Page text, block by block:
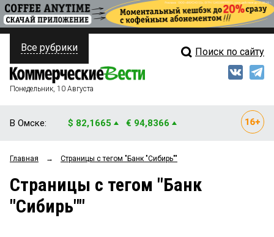
ПОЛИТИКА
ФИНАНСЫ
ОБЩЕСТВО
ЗАКОН
НОВОСТИ КОМПАНИЙ
Свежий выпуск
Мнения
Рейтинги
Все рубрики Поиск по сайту
Понедельник, 10 Августа
В Омске: $ 82,1665 € 94,8366
Главная → Страницы c тегом "Банк "Сибирь""
Страницы c тегом "Банк
"Сибирь""